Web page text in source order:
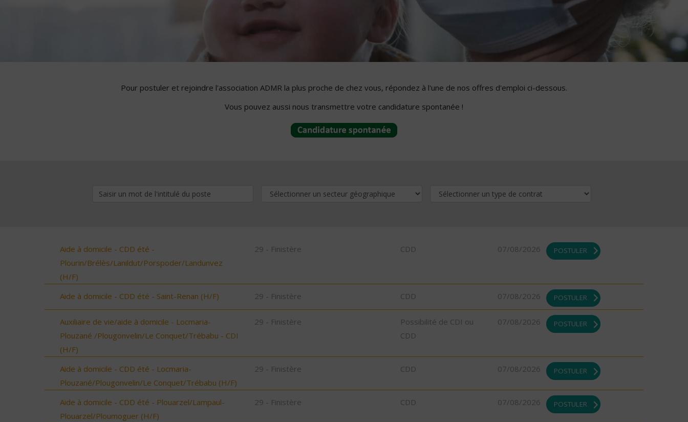
Pour postuler et rejoindre l'association ADMR la plus proche de chez vous, répondez à l'une de nos offres d'emploi ci-dessous.
Vous pouvez aussi nous transmettre votre candidature spontanée !
Aide à domicile - CDD été -
Plourin/Brélès/Lanildut/Porspoder/Landunvez
(H/F)
29 - Finistère CDD 07/08/2026 POSTULER
Aide à domicile - CDD été - Saint-Renan (H/F) 29 - Finistère CDD 07/08/2026 POSTULER
Auxiliaire de vie/aide à domicile - Locmaria-
Plouzané /Plougonvelin/Le Conquet/Trébabu - CDI
(H/F)
29 - Finistère
Possibilité de CDI ou
CDD
07/08/2026 POSTULER
Aide à domicile - CDD été - Locmaria-
Plouzané/Plougonvelin/Le Conquet/Trébabu (H/F)
29 - Finistère CDD 07/08/2026 POSTULER
Aide à domicile - CDD été - Plouarzel/Lampaul-
Plouarzel/Ploumoguer (H/F)
29 - Finistère CDD 07/08/2026 POSTULER